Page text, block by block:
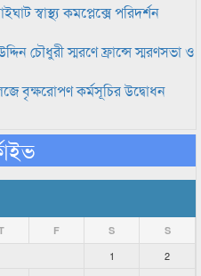
স্বাস্থ্য কমপ্লেক্সে পরিদর্শন
চৌধুরী স্মরণে ফ্রান্সে স্মরণসভা ও
বৃক্ষরোপণ কর্মসূচির উদ্বোধন
F S S
1
2